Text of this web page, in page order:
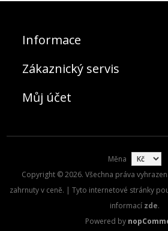
Informace
Zákaznický servis
Můj účet
Měna
Copyright © 2026. Všechna práva
zahrnuty v ceně. | Tyto internetové stránky
informací zde.
Powered by